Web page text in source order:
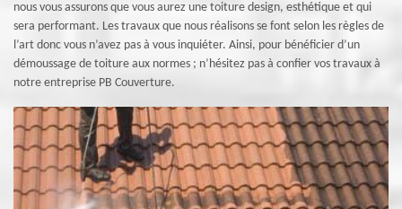
nous vous assurons que vous aurez une toiture design, esthétique et qui
sera performant. Les travaux que nous réalisons se font selon les règles de
l’art donc vous n’avez pas à vous inquiéter. Ainsi, pour bénéficier d’un
démoussage de toiture aux normes ; n’hésitez pas à confier vos travaux à
notre entreprise PB Couverture.